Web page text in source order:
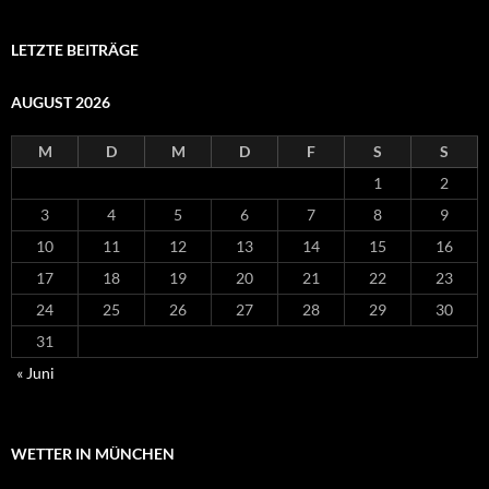
LETZTE BEITRÄGE
AUGUST 2026
M D M D F S
S
1
2
3
4 5 6 7 8
9
10
11 12 13 14 15
16
17
18 19 20 21 22
23
24
25 26 27 28 29
30
31
« Juni
WETTER IN MÜNCHEN